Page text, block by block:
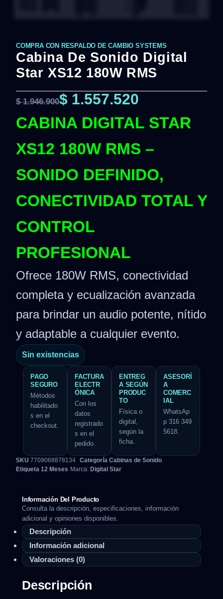
COMPRA CON RESPALDO DE CAMBIO SYSTEMS
Cabina De Sonido Digital
Star XS12 180W RMS
$1.946.900$ 1.557.520
CABINA DIGITAL STAR
XS12 180W RMS –
SONIDO DEFINIDO,
CONECTIVIDAD TOTAL Y
CONTROL
PROFESIONAL
Ofrece 180W RMS, conectividad
completa y ecualización avanzada
para brindar un audio potente, nítido
y adaptable a cualquier evento.
Sin existencias
PAGO
SEGURO
Métodos
habilitado
s en el
checkout.
FACTURA
ELECTR
ÓNICA
Con los
datos
registrado
s en el
pedido.
ENTREG
A SEGÚN
PRODUC
TO
Física o
digital,
según la
ficha.
ASESORÍ
A
COMERC
IAL
WhatsAp
p 316 349
5618.
SKU 7709068878134 Categoría Cabinas de Sonido
Etiqueta 12 Meses Marca: Digital Star
Información Del Producto
Consulta la descripción, especificaciones, información
adicional y opiniones disponibles.
Descripción
Información adicional
Valoraciones (0)
Descripción